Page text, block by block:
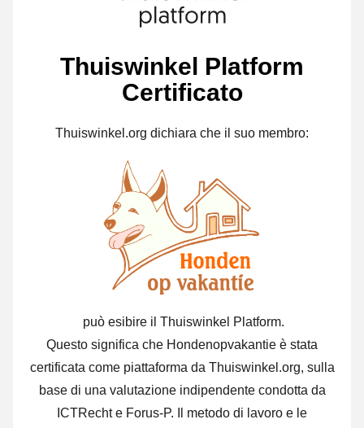
Thuiswinkel Platform
Certificato
Thuiswinkel.org dichiara che il suo membro:
può esibire il Thuiswinkel Platform.
Questo significa che Hondenopvakantie è stata
certificata come piattaforma da Thuiswinkel.org, sulla
base di una valutazione indipendente condotta da
ICTRecht e Forus-P. Il metodo di lavoro e le